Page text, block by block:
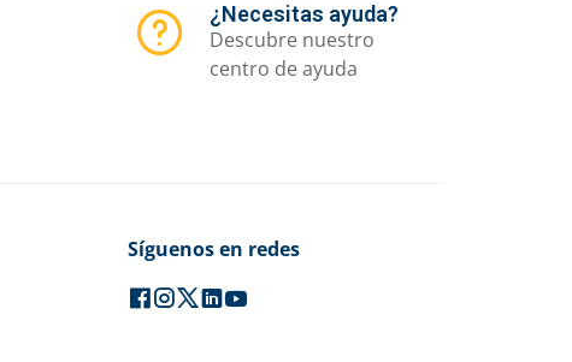
¿Necesitas ayuda?
Descubre nuestro
centro de ayuda
Síguenos en redes